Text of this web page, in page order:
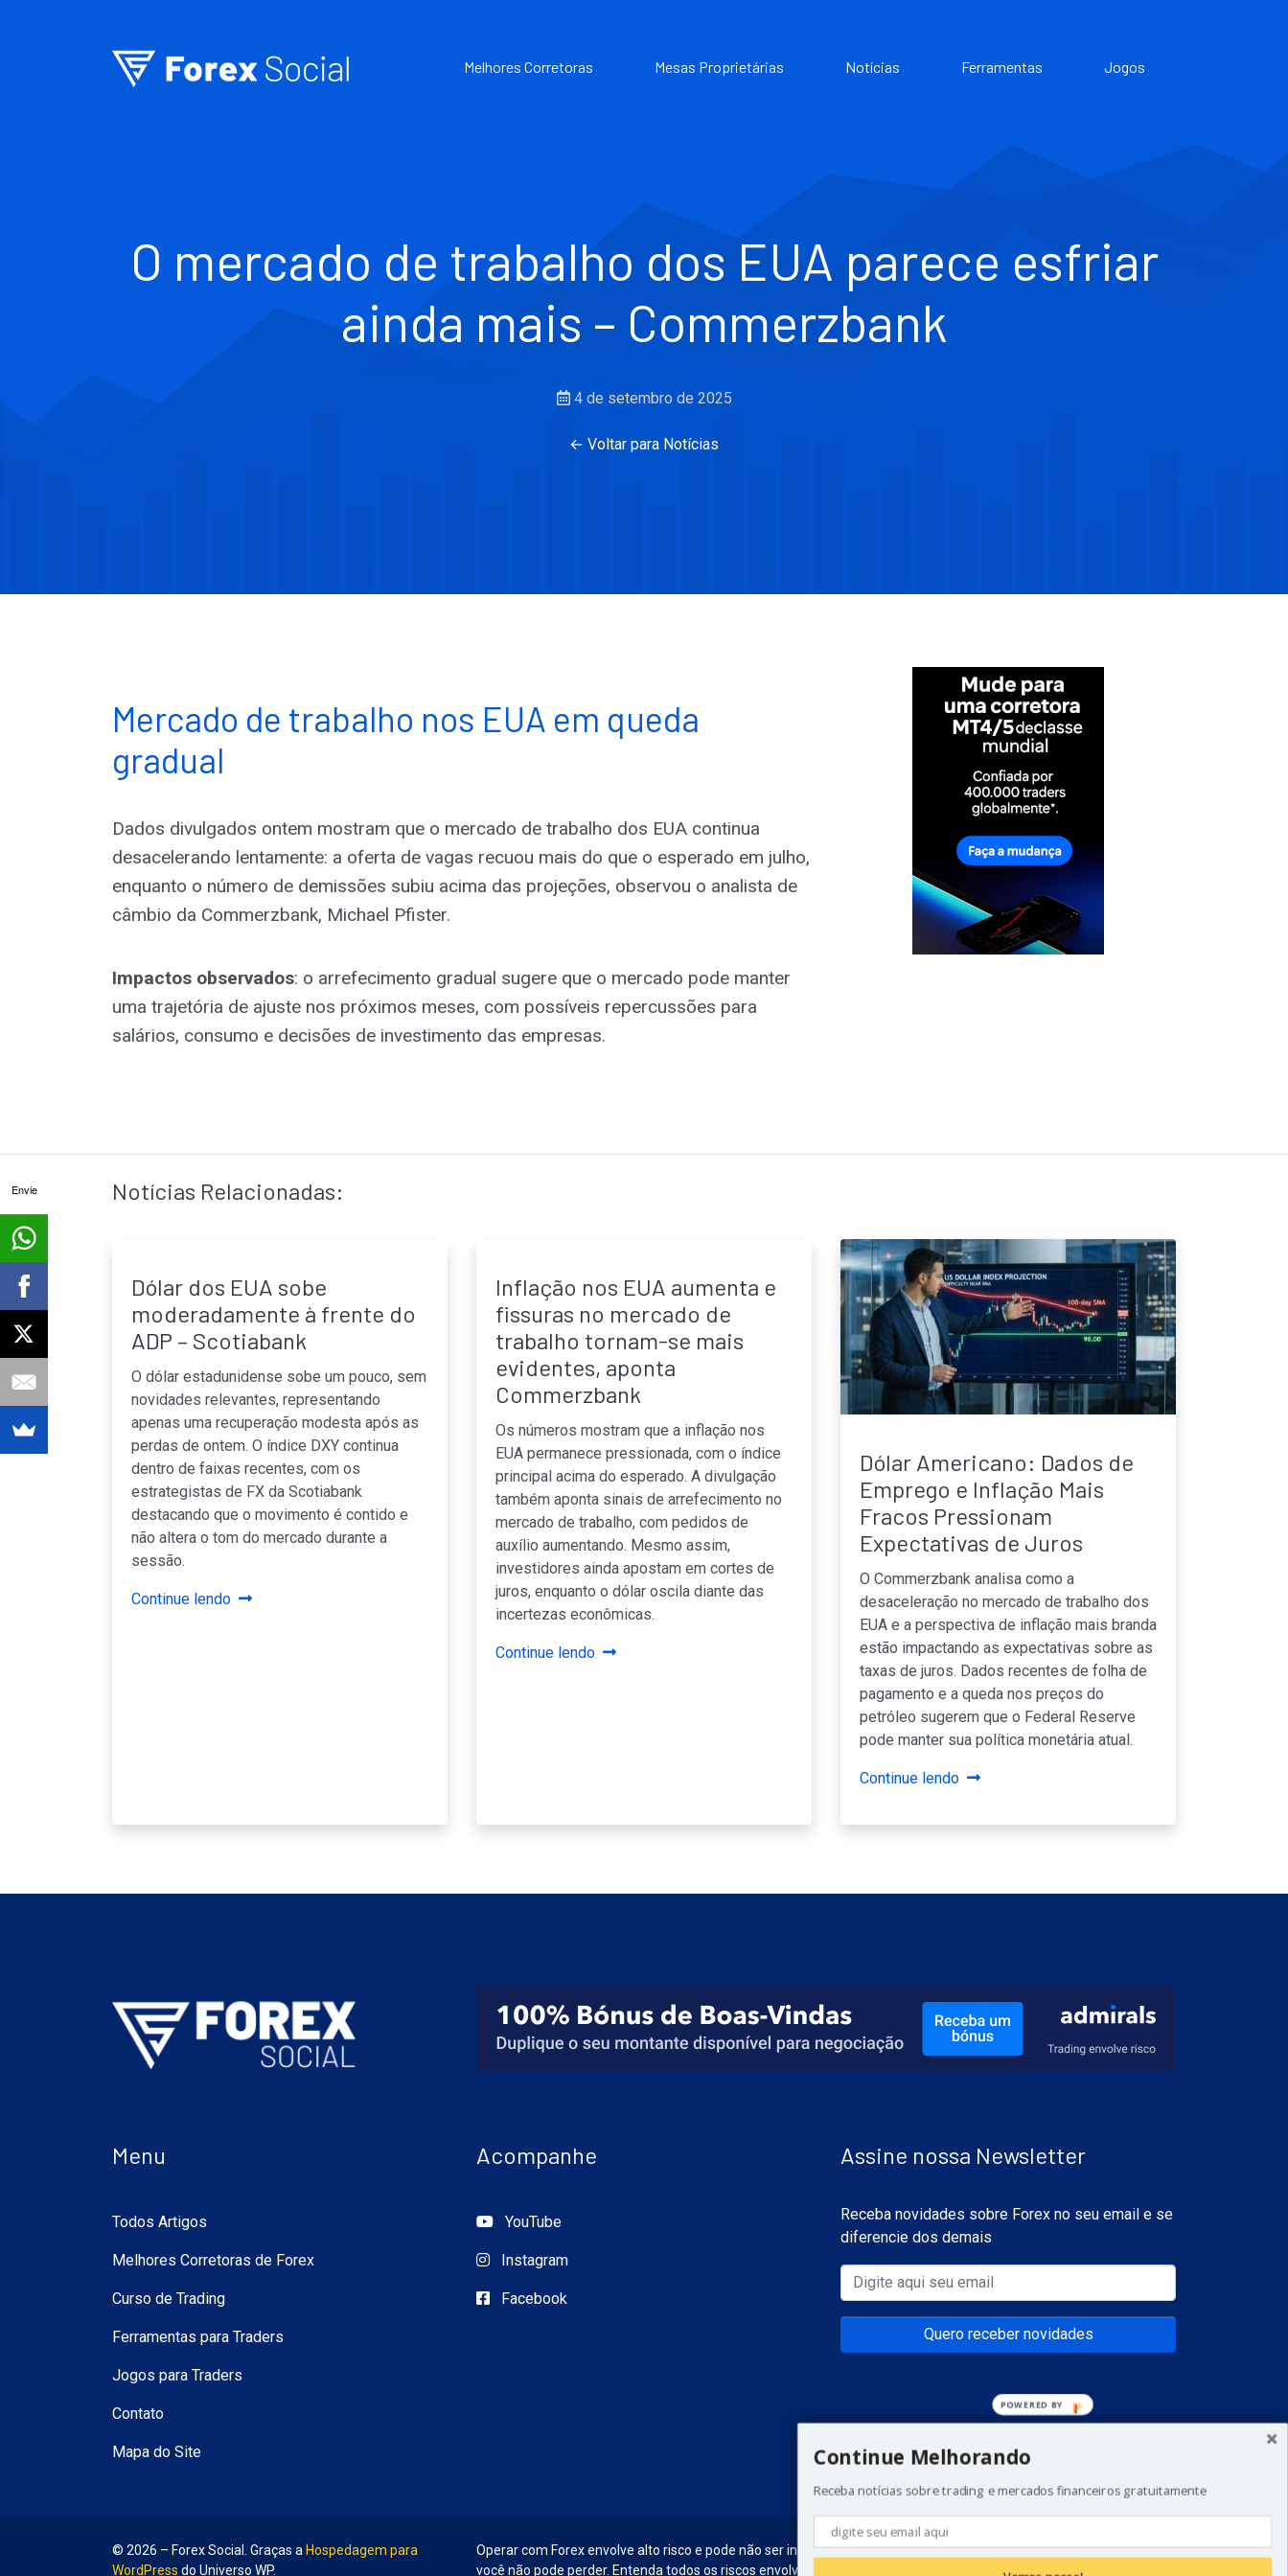
Melhores Corretoras Mesas Proprietárias Notícias Ferramentas Jogos
O mercado de trabalho dos EUA parece esfriar
ainda mais – Commerzbank
4 de setembro de 2025
← Voltar para Notícias
Mercado de trabalho nos EUA em queda
gradual
Dados divulgados ontem mostram que o mercado de trabalho dos EUA continua
desacelerando lentamente: a oferta de vagas recuou mais do que o esperado em julho,
enquanto o número de demissões subiu acima das projeções, observou o analista de
câmbio da Commerzbank, Michael Pfister.
Impactos observados: o arrefecimento gradual sugere que o mercado pode manter
uma trajetória de ajuste nos próximos meses, com possíveis repercussões para
salários, consumo e decisões de investimento das empresas.
Notícias Relacionadas:
Dólar dos EUA sobe
moderadamente à frente do
ADP – Scotiabank
O dólar estadunidense sobe um pouco, sem
novidades relevantes, representando
apenas uma recuperação modesta após as
perdas de ontem. O índice DXY continua
dentro de faixas recentes, com os
estrategistas de FX da Scotiabank
destacando que o movimento é contido e
não altera o tom do mercado durante a
sessão.
Continue lendo
Inflação nos EUA aumenta e
fissuras no mercado de
trabalho tornam-se mais
evidentes, aponta
Commerzbank
Os números mostram que a inflação nos
EUA permanece pressionada, com o índice
principal acima do esperado. A divulgação
também aponta sinais de arrefecimento no
mercado de trabalho, com pedidos de
auxílio aumentando. Mesmo assim,
investidores ainda apostam em cortes de
juros, enquanto o dólar oscila diante das
incertezas econômicas.
Continue lendo
Dólar Americano: Dados de
Emprego e Inflação Mais
Fracos Pressionam
Expectativas de Juros
O Commerzbank analisa como a
desaceleração no mercado de trabalho dos
EUA e a perspectiva de inflação mais branda
estão impactando as expectativas sobre as
taxas de juros. Dados recentes de folha de
pagamento e a queda nos preços do
petróleo sugerem que o Federal Reserve
pode manter sua política monetária atual.
Continue lendo
Menu
Todos Artigos
Melhores Corretoras de Forex
Curso de Trading
Ferramentas para Traders
Jogos para Traders
Contato
Mapa do Site
Acompanhe
YouTube
Instagram
Facebook
Assine nossa Newsletter
Receba novidades sobre Forex no seu email e se
diferencie dos demais
Quero receber novidades
Operar com Forex envolve alto risco e pode não ser indicado para todos os investidores. Não invista dinheiro que
você não pode perder. Entenda todos os riscos envolvidos antes de começar a realizar esse tipo de investimentos.
© 2026 – Forex Social. Graças a Hospedagem para
WordPress do Universo WP.
Envie
Continue Melhorando
Receba notícias sobre trading e mercados financeiros gratuitamente
POWERED BY